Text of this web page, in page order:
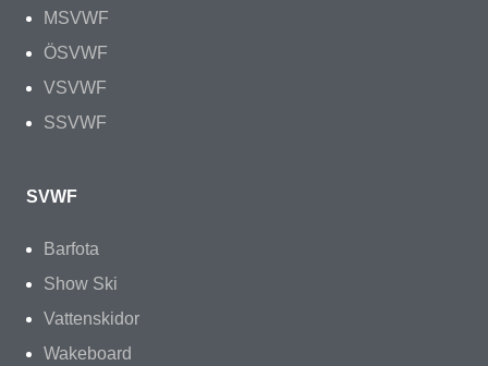
MSVWF
ÖSVWF
VSVWF
SSVWF
SVWF
Barfota
Show Ski
Vattenskidor
Wakeboard